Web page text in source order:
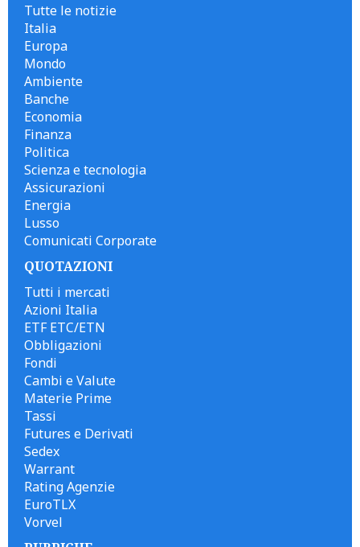
Tutte le notizie
Italia
Europa
Mondo
Ambiente
Banche
Economia
Finanza
Politica
Scienza e tecnologia
Assicurazioni
Energia
Lusso
Comunicati Corporate
QUOTAZIONI
Tutti i mercati
Azioni Italia
ETF ETC/ETN
Obbligazioni
Fondi
Cambi e Valute
Materie Prime
Tassi
Futures e Derivati
Sedex
Warrant
Rating Agenzie
EuroTLX
Vorvel